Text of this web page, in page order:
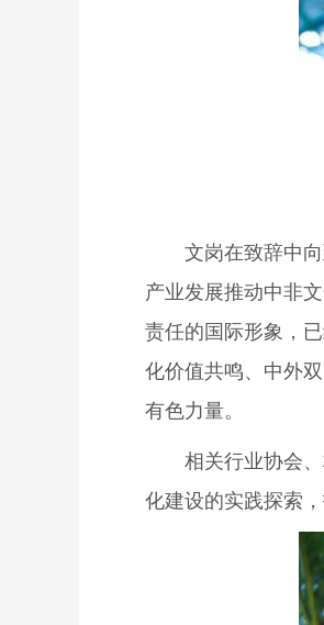
文岗在致辞中
产业发展推动中非
责任的国际形象，
化价值共鸣、中外
有色力量。
相关行业协会
化建设的实践探索